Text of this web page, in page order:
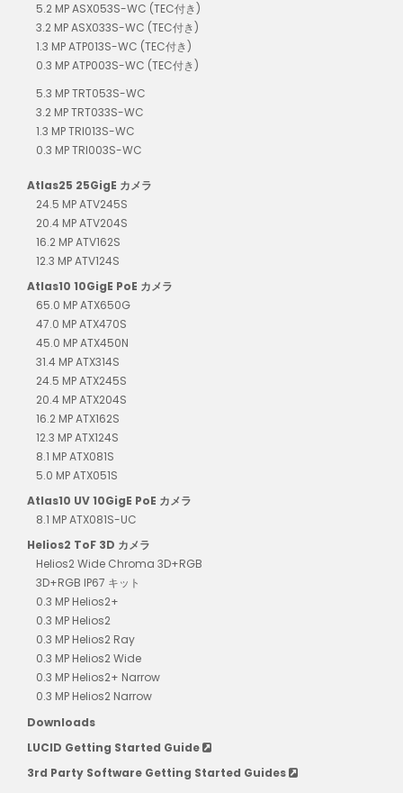
5.2 MP ASX053S-WC (TEC付き)
3.2 MP ASX033S-WC (TEC付き)
1.3 MP ATP013S-WC (TEC付き)
0.3 MP ATP003S-WC (TEC付き)
5.3 MP TRT053S-WC
3.2 MP TRT033S-WC
1.3 MP TRI013S-WC
0.3 MP TRI003S-WC
Atlas25 25GigE カメラ
24.5 MP ATV245S
20.4 MP ATV204S
16.2 MP ATV162S
12.3 MP ATV124S
Atlas10 10GigE PoE カメラ
65.0 MP ATX650G
47.0 MP ATX470S
45.0 MP ATX450N
31.4 MP ATX314S
24.5 MP ATX245S
20.4 MP ATX204S
16.2 MP ATX162S
12.3 MP ATX124S
8.1 MP ATX081S
5.0 MP ATX051S
Atlas10 UV 10GigE PoE カメラ
8.1 MP ATX081S-UC
Helios2 ToF 3D カメラ
Helios2 Wide Chroma 3D+RGB
3D+RGB IP67 キット
0.3 MP Helios2+
0.3 MP Helios2
0.3 MP Helios2 Ray
0.3 MP Helios2 Wide
0.3 MP Helios2+ Narrow
0.3 MP Helios2 Narrow
Downloads
LUCID Getting Started Guide
3rd Party Software Getting Started Guides